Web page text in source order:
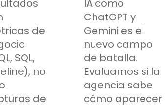
de
SQL,
no
de
IA como
ChatGPT y
Gemini es el
nuevo campo
de batalla.
Evaluamos si la
agencia sabe
cómo aparecer